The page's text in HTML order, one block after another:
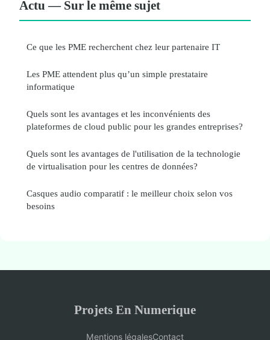
Actu — Sur le même sujet
Ce que les PME recherchent chez leur partenaire IT
Les PME attendent plus qu’un simple prestataire
informatique
Quels sont les avantages et les inconvénients des
plateformes de cloud public pour les grandes entreprises?
Quels sont les avantages de l'utilisation de la technologie
de virtualisation pour les centres de données?
Casques audio comparatif : le meilleur choix selon vos
besoins
Projets En Numerique
Mentions légalesContact